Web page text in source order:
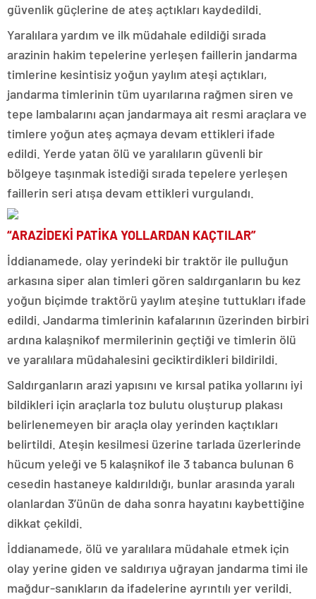
güvenlik güçlerine de ateş açtıkları kaydedildi.
Yaralılara yardım ve ilk müdahale edildiği sırada
arazinin hakim tepelerine yerleşen faillerin jandarma
timlerine kesintisiz yoğun yaylım ateşi açtıkları,
jandarma timlerinin tüm uyarılarına rağmen siren ve
tepe lambalarını açan jandarmaya ait resmi araçlara ve
timlere yoğun ateş açmaya devam ettikleri ifade
edildi. Yerde yatan ölü ve yaralıların güvenli bir
bölgeye taşınmak istediği sırada tepelere yerleşen
faillerin seri atışa devam ettikleri vurgulandı.
“ARAZİDEKİ PATİKA YOLLARDAN KAÇTILAR”
İddianamede, olay yerindeki bir traktör ile pulluğun
arkasına siper alan timleri gören saldırganların bu kez
yoğun biçimde traktörü yaylım ateşine tuttukları ifade
edildi. Jandarma timlerinin kafalarının üzerinden birbiri
ardına kalaşnikof mermilerinin geçtiği ve timlerin ölü
ve yaralılara müdahalesini geciktirdikleri bildirildi.
Saldırganların arazi yapısını ve kırsal patika yollarını iyi
bildikleri için araçlarla toz bulutu oluşturup plakası
belirlenemeyen bir araçla olay yerinden kaçtıkları
belirtildi. Ateşin kesilmesi üzerine tarlada üzerlerinde
hücum yeleği ve 5 kalaşnikof ile 3 tabanca bulunan 6
cesedin hastaneye kaldırıldığı, bunlar arasında yaralı
olanlardan 3’ünün de daha sonra hayatını kaybettiğine
dikkat çekildi.
İddianamede, ölü ve yaralılara müdahale etmek için
olay yerine giden ve saldırıya uğrayan jandarma timi ile
mağdur-sanıkların da ifadelerine ayrıntılı yer verildi.